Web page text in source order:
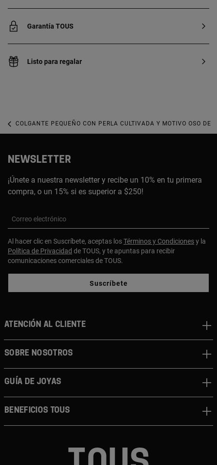
Garantía TOUS
Listo para regalar
COLGANTE PEQUEÑO CON PERLA CULTIVADA Y MOTIVO OSO DE
NEWSLETTER
¡Únete a nuestra newsletter y recibe un 10% en tu primera
compra, o un 15% si es superior a $250!
Correo electrónico
Al hacer clic en Suscríbete, aceptas losTérminos y Condicionesy la
Política de Privacidad de TOUS, y te apuntas para recibir
comunicaciones comerciales de TOUS.
Suscríbete
ATENCIÓN AL CLIENTE
SOBRE NOSOTROS
GUÍA DE JOYAS
BENEFICIOS TOUS